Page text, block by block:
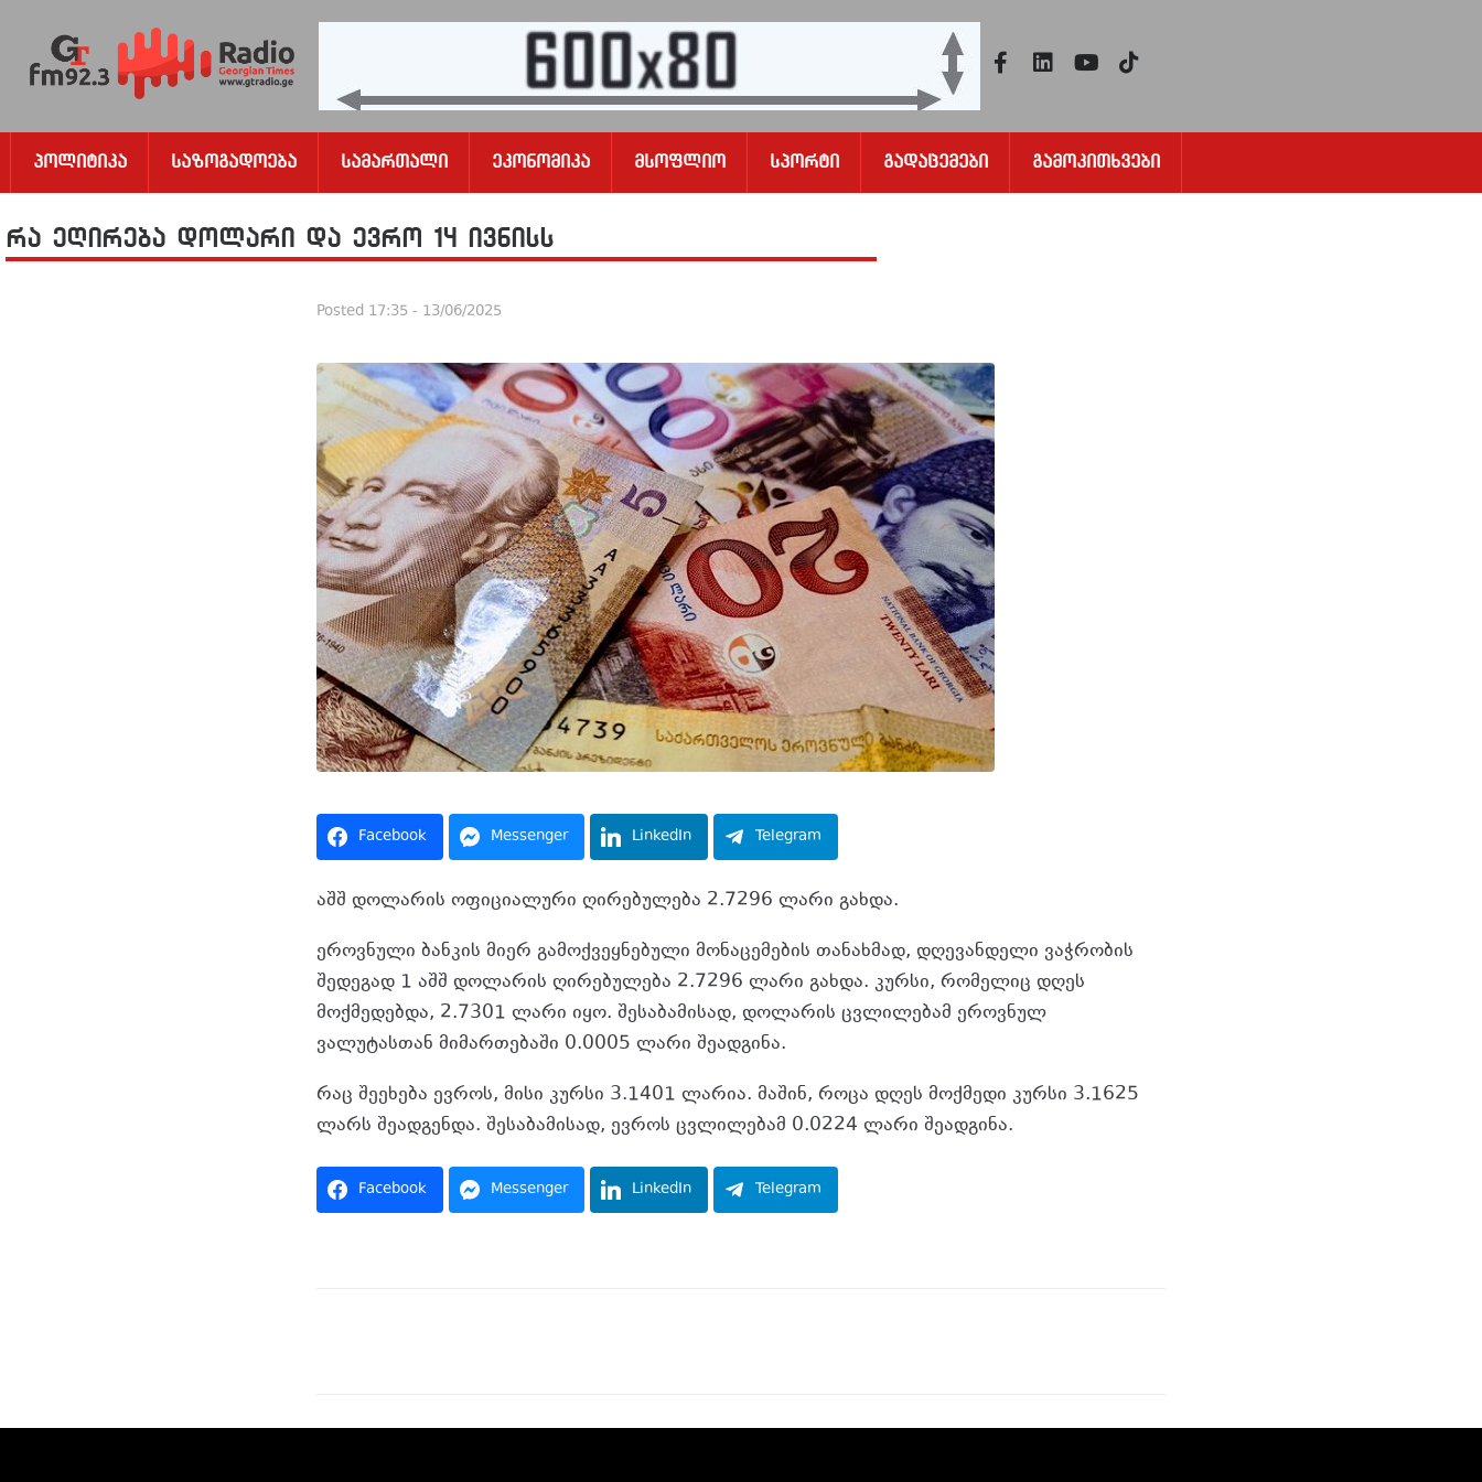
Პოლიტიკა Საზოგადოება Სამართალი Ეკონომიკა Მსოფლიო Სპორტი Გადაცემები Გამოკითხვები
რა ეღირება დოლარი და ევრო 14 ივნისს
Posted 17:35 - 13/06/2025
Facebook Messenger LinkedIn Telegram
აშშ დოლარის ოფიციალური ღირებულება 2.7296 ლარი გახდა.
ეროვნული ბანკის მიერ გამოქვეყნებული მონაცემების თანახმად, დღევანდელი ვაჭრობის
შედეგად 1 აშშ დოლარის ღირებულება 2.7296 ლარი გახდა. კურსი, რომელიც დღეს
მოქმედებდა, 2.7301 ლარი იყო. შესაბამისად, დოლარის ცვლილებამ ეროვნულ
ვალუტასთან მიმართებაში 0.0005 ლარი შეადგინა.
რაც შეეხება ევროს, მისი კურსი 3.1401 ლარია. მაშინ, როცა დღეს მოქმედი კურსი 3.1625
ლარს შეადგენდა. შესაბამისად, ევროს ცვლილებამ 0.0224 ლარი შეადგინა.
Facebook Messenger LinkedIn Telegram